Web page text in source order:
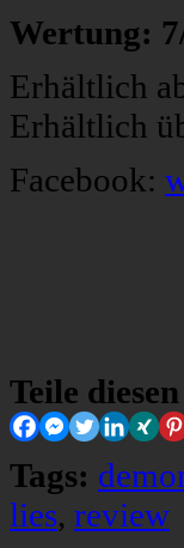
Wertung:
Erhältlich
Erhältlich
Facebook:
Teile
Tags:
lies, review